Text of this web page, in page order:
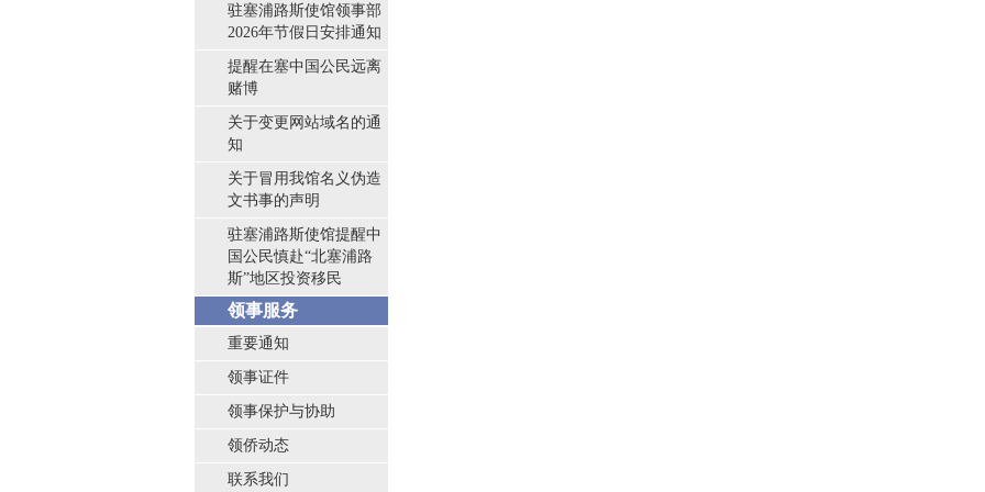
驻塞浦路斯使馆领事部
2026年节假日安排通知
提醒在塞中国公民远离
赌博
关于变更网站域名的通
知
关于冒用我馆名义伪造
文书事的声明
驻塞浦路斯使馆提醒中
国公民慎赴“北塞浦路
斯”地区投资移民
领事服务
重要通知
领事证件
领事保护与协助
领侨动态
联系我们